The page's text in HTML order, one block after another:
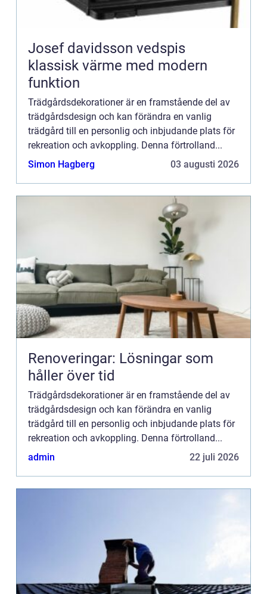
Josef davidsson vedspis
klassisk värme med modern
funktion
Trädgårdsdekorationer är en framstående del av
trädgårdsdesign och kan förändra en vanlig
trädgård till en personlig och inbjudande plats för
rekreation och avkoppling. Denna förtrolland...
Simon Hagberg
03 augusti 2026
Renoveringar: Lösningar som
håller över tid
Trädgårdsdekorationer är en framstående del av
trädgårdsdesign och kan förändra en vanlig
trädgård till en personlig och inbjudande plats för
rekreation och avkoppling. Denna förtrolland...
admin
22 juli 2026